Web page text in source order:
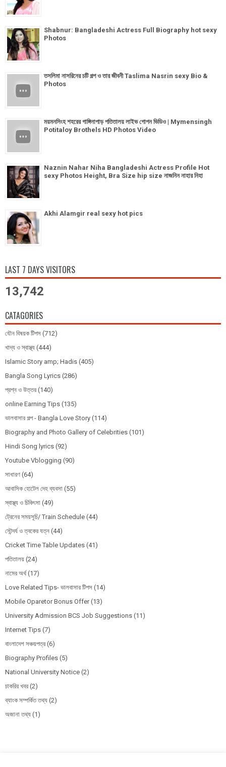
Shabnur: Bangladeshi Actress Full Biography hot sexy
Photos
তসলিমা নাসরিনের চটি গল্প ও তার জীবনী Taslima Nasrin sexy Bio &
Photos
ময়মনসিংহ শহরের গাঙ্গিনাপাড় পতিতালয় লাইভ গোপন ভিডিও | Mymensingh
Potitaloy Brothels HD Photos Video
Naznin Nahar Niha Bangladeshi Actress Profile Hot
sexy Photos Height, Bra Size hip size নাজনিন নাহার নিহা
Akhi Alamgir real sexy hot pics
LAST 7 DAYS VISITORS
13,742
CATAGORIES
যৌন বিষয়ক টিপস (712)
খাদ্য ও স্বাস্থ্য (444)
Islamic Story amp; Hadis (405)
Bangla Song Lyrics (286)
প্রশ্ন ও উত্তর (140)
online Earning Tips (135)
ভালবাসার গল্প - Bangla Love Story (114)
Biography and Photo Gallery of Celebrities (101)
Hindi Song lyrics (92)
Youtube Vblogging (90)
সাধারণ (64)
আবাসিক হোটেল দেহ ব্যবসা (55)
স্বাস্থ্য ও চিকিৎসা (49)
ট্রেনের সময়সূচি/ Train Schedule (44)
সৌন্দর্য ও ত্বকের যত্ন (44)
Cricket Time Table Updates (41)
পতিতালয় (24)
নামের অর্থ (17)
Love Related Tips- ভালবাসার টিপস (14)
Mobile Oparetor Bonus Offer (13)
University Admission BCS Job Suggestions (11)
Internet Tips (7)
বাংলাদেশ সঞ্চয়পত্র (6)
Biography Profiles (5)
National University Notice (2)
চাকরির খবর (2)
ব্যাংক সম্পর্কিত তথ্য (2)
অজানা তথ্য (1)